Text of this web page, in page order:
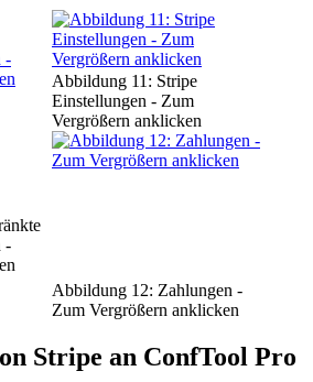
-
Abbildung 11: Stripe
Einstellungen - Zum
Vergrößern anklicken
Abbildung 12: Zahlungen -
Zum Vergrößern anklicken
Stripe an ConfTool Pro